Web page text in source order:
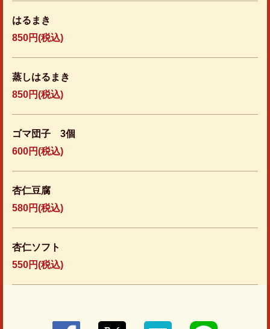
はるまき
850円(税込)
蒸しはるまき
850円(税込)
ゴマ団子 3個
600円(税込)
杏仁豆腐
580円(税込)
杏仁ソフト
550円(税込)